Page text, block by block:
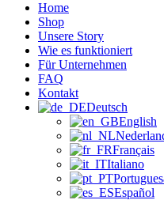
Home
Shop
Unsere Story
Wie es funktioniert
Für Unternehmen
FAQ
Kontakt
Deutsch
English
Français
Italiano
Español